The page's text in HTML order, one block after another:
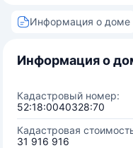
Информация о доме
Информация о
Кадастровый номер:
52:18:0040328:70
Кадастровая
31 916 916